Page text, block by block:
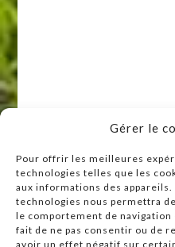
Gérer le
Pour offrir les meilleures
technologies telles que les
aux informations des
technologies nous permettra
le comportement de navigation
fait de ne pas consentir ou de
avoir un effet négatif sur
Raccourcis
Accueil
Actualités